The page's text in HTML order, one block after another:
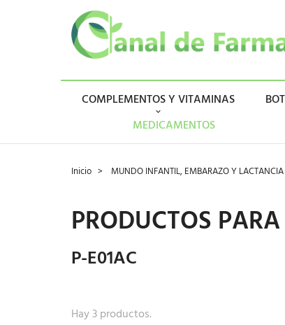
COMPLEMENTOS Y VITAMINAS
MEDICAMENTOS
Inicio MUNDO INFANTIL, EMBARAZO Y LACTANCIA
PRODUCTOS
P-E01AC
Hay 3 productos.